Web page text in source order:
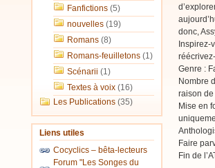
Fanfictions(5)
nouvelles(19)
Romans(8)
Romans-feuilletons(1)
Scénarii (1)
Textes à voix(16)
Les Publications(35)
Liens utiles
Cocyclics – bêta-lecteurs
Forum "Les Songes du
donc,
Inspirez-
Genre :
Nombre
raison
Mise en
Faire
Fin de